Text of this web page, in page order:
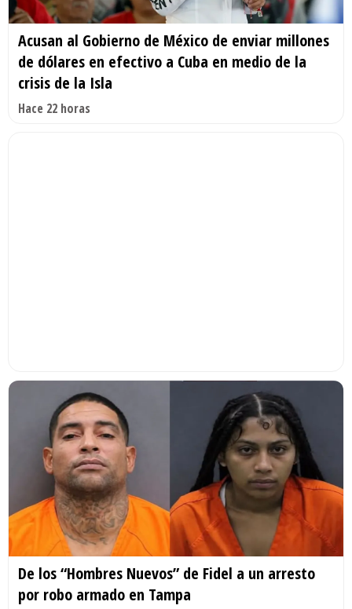
Acusan al Gobierno de México de enviar millones
de dólares en efectivo a Cuba en medio de la
crisis de la Isla
Hace 22 horas
De los “Hombres Nuevos” de Fidel a un arresto
por robo armado en Tampa